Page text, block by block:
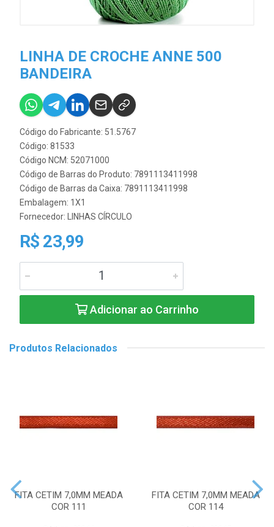
LINHA DE CROCHE ANNE 500
BANDEIRA
Código do Fabricante: 51.5767
Código: 81533
Código NCM: 52071000
Código de Barras do Produto: 7891113411998
Código de Barras da Caixa: 7891113411998
Embalagem: 1X1
Fornecedor: LINHAS CÍRCULO
R$ 23,99
Adicionar ao Carrinho
Produtos Relacionados
FITA CETIM 7,0MM MEADA
COR 111
FITA CETIM 7,0MM MEADA
COR 114